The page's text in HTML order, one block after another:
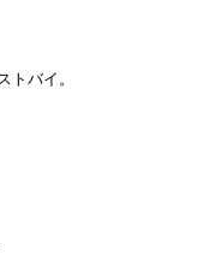
トバイ。